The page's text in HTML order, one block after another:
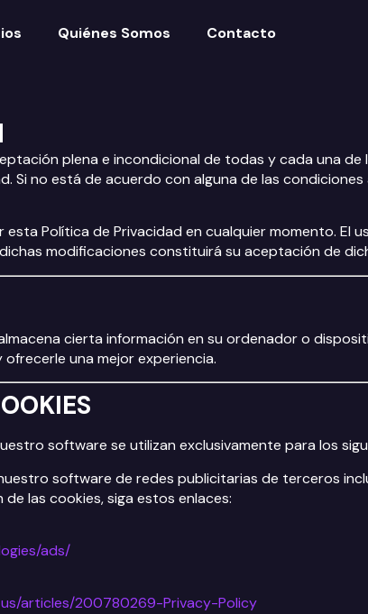
Quiénes Somos Contacto
plena e incondicional de todas y cada una de
Si no está de acuerdo con alguna de las
Política de Privacidad en cualquier momento. El
modificaciones constituirá su aceptación de
cierta información en su ordenador o
una mejor experiencia.
software se utilizan exclusivamente para los
software de redes publicitarias de terceros
las cookies, siga estos enlaces:
ads/
articles/200780269-Privacy-Policy